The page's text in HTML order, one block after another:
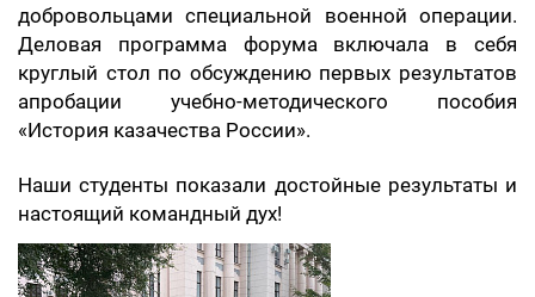
добровольцами специальной военной операции.
Деловая программа форума включала в себя
круглый стол по обсуждению первых результатов
апробации учебно-методического пособия
«История казачества России».
Наши студенты показали достойные результаты и
настоящий командный дух!